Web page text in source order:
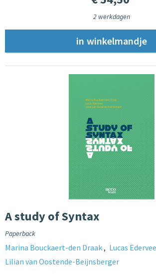
2 werkdagen
A study of Syntax
Paperback
Marina Bouckaert-den Draak
Lucas
Lilian van Oostende-Beijnsberger